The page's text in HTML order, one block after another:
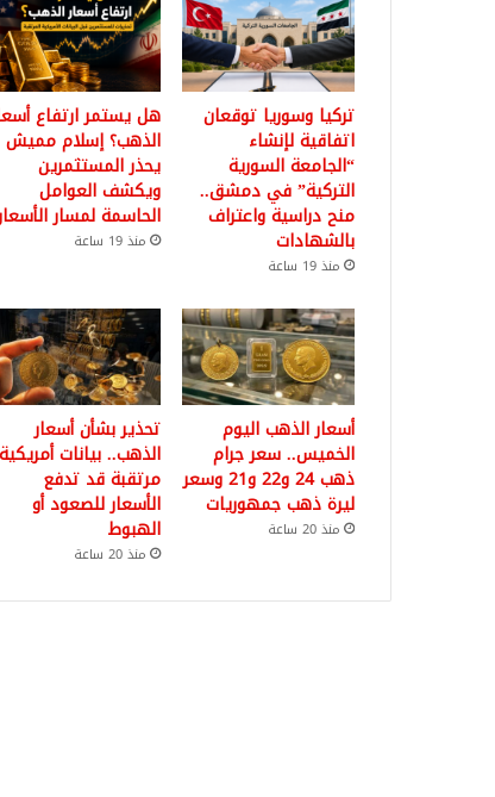
تركيا وسوريا توقعان
اتفاقية لإنشاء
“الجامعة السورية
التركية” في دمشق..
منح دراسية واعتراف
بالشهادات
منذ 19 ساعة
هل يستمر ارتفاع
الذهب؟ إسلام مميش
يحذر المستثمرين
ويكشف العوامل
الحاسمة لمسار
منذ 19 ساعة
أسعار الذهب اليوم
الخميس.. سعر جرام
ذهب 24 و22 و21 وسعر
ليرة ذهب جمهوريات
منذ 20 ساعة
تحذير بشأن أسعار
الذهب.. بيانات أمريكية
مرتقبة قد تدفع
الأسعار للصعود أو
الهبوط
منذ 20 ساعة